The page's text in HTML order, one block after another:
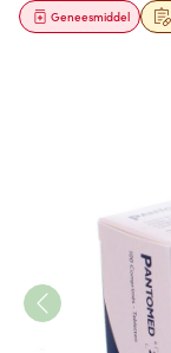
Geneesmiddel